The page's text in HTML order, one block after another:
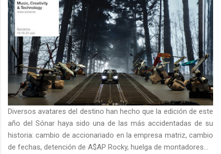
Diversos avatares del destino han hecho que la edición de este
año del Sónar haya sido una de las más accidentadas de su
historia: cambio de accionariado en la empresa matriz, cambio
de fechas, detención de A$AP Rocky, huelga de montadores...